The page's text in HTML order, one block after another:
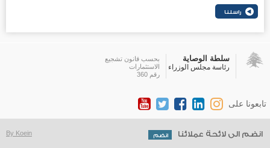
سلطة الوصاية
رئاسة مجلس الوزراء
بحسب قانون تشجيع
الاستثمارات
رقم 360
By Koein انضم الى لائحة عملائنا
تابعونا على